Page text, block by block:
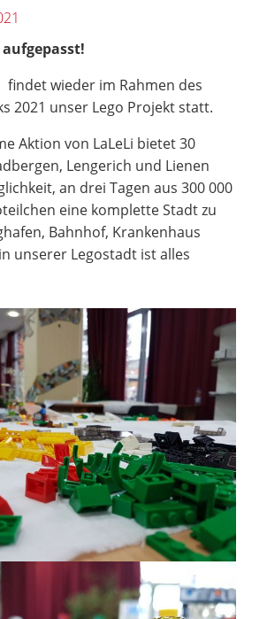
findet wieder im Rahmen des
2021 unser Lego Projekt statt.
Aktion von LaLeLi bietet 30
Lengerich und Lienen
an drei Tagen aus 300 000
eine komplette Stadt zu
Bahnhof, Krankenhaus
unserer Legostadt ist alles